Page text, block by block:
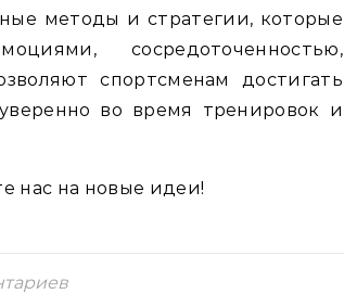
методы и стратегии, которые
сосредоточенностью,
спортсменам достигать
во время тренировок и
нас на новые идеи!